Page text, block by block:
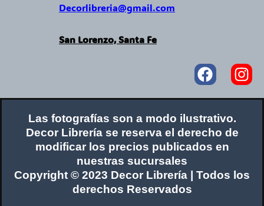
Decorlibreria@gmail.com
San Lorenzo, Santa Fe
Las fotografías son a modo ilustrativo.
Decor Librería se reserva el derecho de
modificar los precios publicados en
nuestras sucursales
Copyright © 2023 Decor Librería | Todos los
derechos Reservados